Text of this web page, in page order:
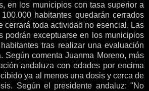
en los municipios con tasa superior a
habitantes quedarán cerrados
cerrará toda actividad no esencial. Las
podrán exceptuarse en los municipios
tras realizar una evaluación
Según comenta Juanma Moreno, más
andaluza con edades por encima
ya al menos una dosis y cerca de
Según el presidente andaluz: "No